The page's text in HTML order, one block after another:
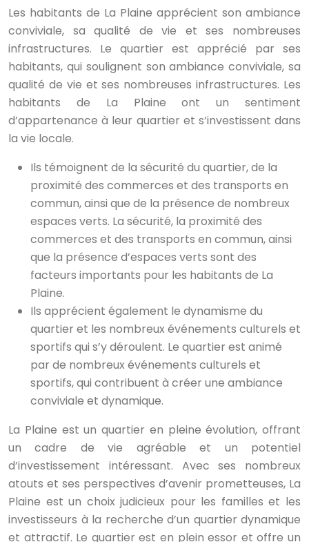
Les habitants de La Plaine apprécient son ambiance
conviviale, sa qualité de vie et ses nombreuses
infrastructures. Le quartier est apprécié par ses
habitants, qui soulignent son ambiance conviviale, sa
qualité de vie et ses nombreuses infrastructures. Les
habitants de La Plaine ont un sentiment
d’appartenance à leur quartier et s’investissent dans
la vie locale.
Ils témoignent de la sécurité du quartier, de la
proximité des commerces et des transports en
commun, ainsi que de la présence de nombreux
espaces verts. La sécurité, la proximité des
commerces et des transports en commun, ainsi
que la présence d’espaces verts sont des
facteurs importants pour les habitants de La
Plaine.
Ils apprécient également le dynamisme du
quartier et les nombreux événements culturels et
sportifs qui s’y déroulent. Le quartier est animé
par de nombreux événements culturels et
sportifs, qui contribuent à créer une ambiance
conviviale et dynamique.
La Plaine est un quartier en pleine évolution, offrant
un cadre de vie agréable et un potentiel
d’investissement intéressant. Avec ses nombreux
atouts et ses perspectives d’avenir prometteuses, La
Plaine est un choix judicieux pour les familles et les
investisseurs à la recherche d’un quartier dynamique
et attractif. Le quartier est en plein essor et offre un